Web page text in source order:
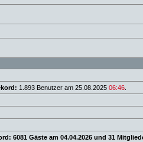
1.893 Benutzer am 25.08.2025 06:46
6081 Gäste am 04.04.2026 und 31